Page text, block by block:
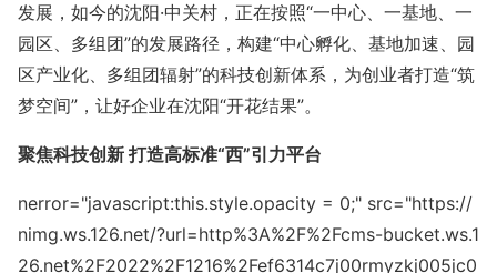
发展，如今的沈阳·中关村，正在按照“一中心、一基地、一
园区、多组团”的发展路径，构建“中心孵化、基地加速、园
区产业化、多组团辐射”的科技创新体系，为创业者打造“筑
梦空间”，让好企业在沈阳“开花结果”。
聚焦科技创新 打造高标准“西”引力平台
nerror="javascript:this.style.opacity = 0;" src="https://
nimg.ws.126.net/?url=http%3A%2F%2Fcms-bucket.ws.1
26.net%2F2022%2F1216%2Fef6314c7j00rmyzkj005jc0